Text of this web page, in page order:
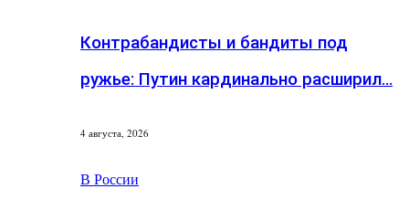
Контрабандисты и бандиты под
ружье: Путин кардинально расширил…
4 августа, 2026
В России